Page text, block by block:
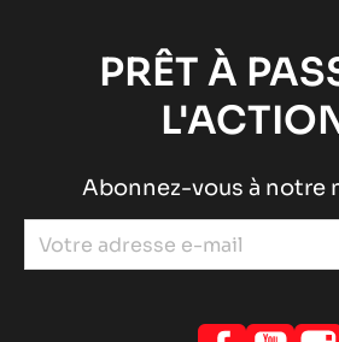
PRÊT À
Abonnez-vous à notre